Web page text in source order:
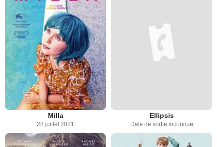
Milla
28 juillet 2021
Ellipsis
Date de sortie inconnue